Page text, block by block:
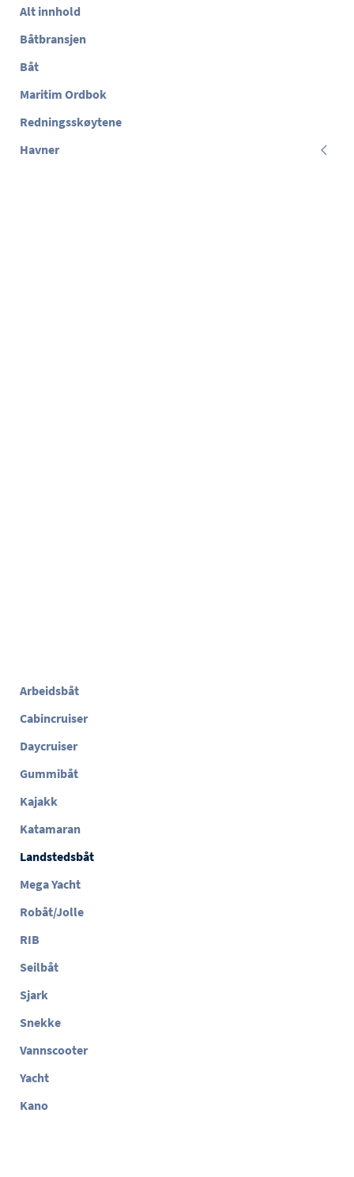
Alt innhold
Båtbransjen
Båt
Maritim Ordbok
Redningsskøytene
Havner
Arbeidsbåt
Cabincruiser
Daycruiser
Gummibåt
Kajakk
Katamaran
Landstedsbåt
Mega Yacht
Robåt/Jolle
RIB
Seilbåt
Sjark
Snekke
Vannscooter
Yacht
Kano